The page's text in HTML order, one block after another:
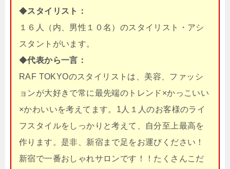
◆スタイリスト：
１６人（内、男性１０名）のスタイリスト・アシ
スタントがいます。
◆代表から一言：
RAF TOKYOのスタイリストは、美容、ファッシ
ョンが大好きで常に最先端のトレンド×かっこいい
×かわいいを考えてます。1人１人のお客様のライ
フスタイルをしっかりと考えて、自分至上最高を
作ります。是非、新宿まで足をお運びください！
新宿で一番おしゃれサロンです！！たくさんこだ